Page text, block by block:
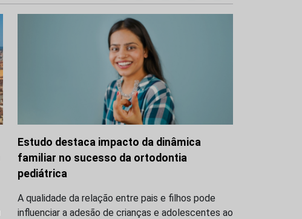
Estudo destaca impacto da dinâmica
familiar no sucesso da ortodontia
pediátrica
A qualidade da relação entre pais e filhos pode
influenciar a adesão de crianças e adolescentes ao